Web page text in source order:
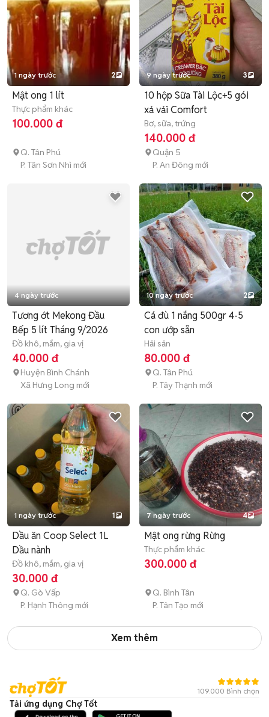
1 ngày trước 2
Mật ong 1 lít
Thực phẩm khác
100.000 đ
Q. Tân Phú
P. Tân Sơn Nhì mới
9 ngày trước 3
10 hộp Sữa Tài Lộc+5 gói
xả vải Comfort
Bơ, sữa, trứng
140.000 đ
Quận 5
P. An Đông mới
4 ngày trước
Tương ớt Mekong Đầu
Bếp 5 lít Tháng 9/2026
Đồ khô, mắm, gia vị
40.000 đ
Huyện Bình Chánh
Xã Hưng Long mới
10 ngày trước 2
Cá đù 1 nắng 500gr 4-5
con ướp sẵn
Hải sản
80.000 đ
Q. Tân Phú
P. Tây Thạnh mới
1 ngày trước 1
Dầu ăn Coop Select 1L
Dầu nành
Đồ khô, mắm, gia vị
30.000 đ
Q. Gò Vấp
P. Hạnh Thông mới
7 ngày trước 4
Mật ong rừng Rừng
Thực phẩm khác
300.000 đ
Q. Bình Tân
P. Tân Tạo mới
Xem thêm
109.000 Bình chọn
Tải ứng dụng Chợ Tốt